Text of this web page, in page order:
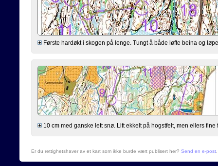
Første hardøkt i skogen på lenge. Tungt å både løfte beina og
10 cm med ganske lett snø. Litt ekkelt på hogstfelt, men ellers
Er du rettighetshaver av et kart som ikke burde vært publisert her? Send en e-post